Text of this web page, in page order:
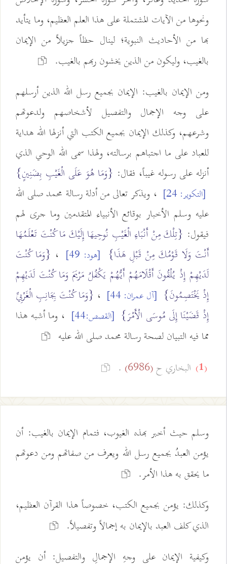
ونحوها من الآيات المشتملة على هذا العلم العظيم، وما يتأيد
بها من الأحاديث النبوية؛ لينال حظاً جزيلاً من الإيمان
بالغيب، وليكون من الذين يخشون ربهم بالغيب.
ومن الإيمان بالغيب: الإيمان بجميع رسل الله الذين أرسلهم
على وجه الإجمال والتفصيل لأشخاصهم ولدعوتهم
وشرعهم، وكذلك الإيمان بجميع الكتب التي أنزلها الله هداية
للعباد على ما اجتباهم برسالته، ولهذا سمى الله الوحي الذي
أنزله على رسوله غيباً، فقال: {وَمَا هُوَ عَلَى الْغَيْبِ بِضَنِينٍ}
[التكوير: 24]
، ويذكر تعالى من أدلة رسالة محمد صلى الله
عليه وسلم الأخبار بوقائع الأنبياء المتقدمين وما جرى لهم
فيقول: {تِلْكَ مِنْ أَنْبَاءِ الْغَيْبِ نُوحِيهَا إِلَيْكَ مَا كُنْتَ تَعْلَمُهَا
أَنْتَ وَلَا قَوْمُكَ مِنْ قَبْلِ هَذَا} [هود: 49] ، {وَمَا كُنْتَ
لَدَيْهِمْ إِذْ يُلْقُونَ أَقْلَامَهُمْ أَيُّهُمْ يَكْفُلُ مَرْيَمَ وَمَا كُنْتَ لَدَيْهِمْ
إِذْ يَخْتَصِمُونَ} [آل عمران: 44] ، {وَمَا كُنْتَ بِجَانِبِ الْغَرْبِيِّ
إِذْ قَضَيْنَا إِلَى مُوسَى الْأَمْرَ} [القصص:44]
، وما أشبه هذا
مما فيه التبيان لصحة رسالة محمد صلى الله عليه
(1) البخاري ح(6986)
.
وسلم حيث أخبر بهذه الغيوب، فتمام الإيمان بالغيب: أن
يؤمن العبدُ بجميع رسل الله ويعرف من صفاتهم ومن دعوتهم
ما يحقق به هذا الأمر.
وكذلك: يؤمن بجميع الكتب، خصوصاً هذا القرآن العظيم،
الذي كلف العبد بالإيمان به إجمالاً وتفصيلاً.
وكيفية الإيمان على وجهِ الإجمالِ والتفصيل: أن يؤمن